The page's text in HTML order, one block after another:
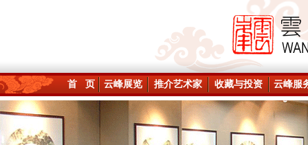
首 页 云峰展览 推介艺术家 收藏与投资 云峰服